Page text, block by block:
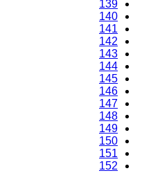
139
140
141
142
143
144
145
146
147
148
149
150
151
152